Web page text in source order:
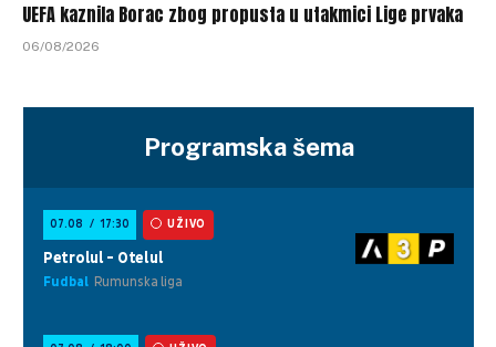
UEFA kaznila Borac zbog propusta u utakmici Lige prvaka
06/08/2026
Programska šema